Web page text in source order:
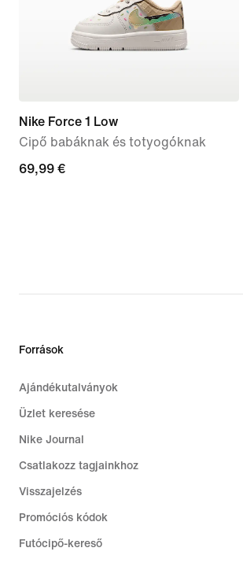
Nike Force 1 Low
Cipő babáknak és totyogóknak
69,99
69,99 €
Források
Ajándékutalványok
Üzlet keresése
Nike Journal
Csatlakozz tagjainkhoz
Visszajelzés
Promóciós kódok
Futócipő-kereső